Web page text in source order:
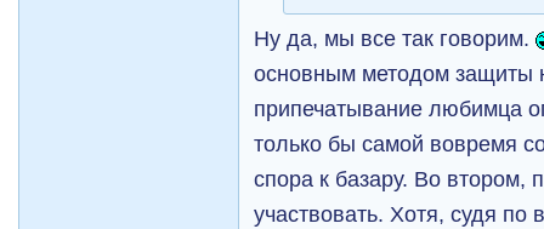
Ну да, мы все так говорим.
основным методом защиты
припечатывание любимца
только бы самой вовремя
спора к базару. Во втором,
участвовать. Хотя, судя по